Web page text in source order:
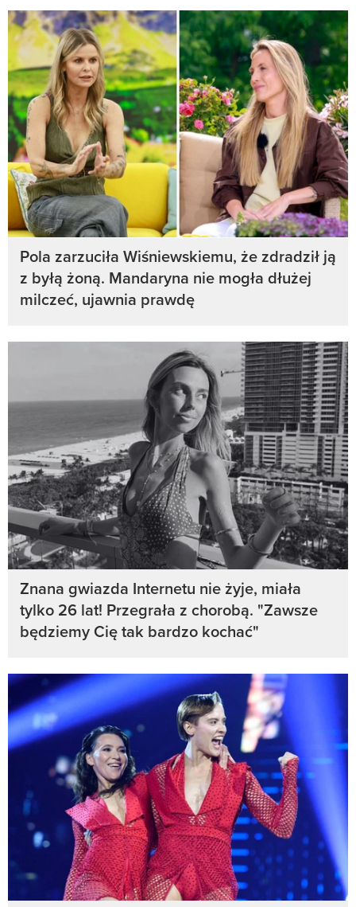
Pola zarzuciła Wiśniewskiemu, że zdradził ją
z byłą żoną. Mandaryna nie mogła dłużej
milczeć, ujawnia prawdę
Znana gwiazda Internetu nie żyje, miała
tylko 26 lat! Przegrała z chorobą. "Zawsze
będziemy Cię tak bardzo kochać"